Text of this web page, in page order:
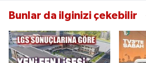
Bunlar da ilginizi çekebilir